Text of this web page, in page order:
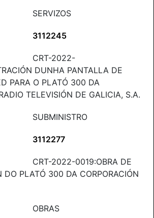
SERVIZOS
3112245
CRT-2022-
DUNHA PANTALLA DE
PARA O PLATÓ 300 DA
TELEVISIÓN DE GALICIA, S.A.
SUBMINISTRO
3112277
CRT-2022-0019:OBRA DE
DO PLATÓ 300 DA CORPORACIÓN
OBRAS